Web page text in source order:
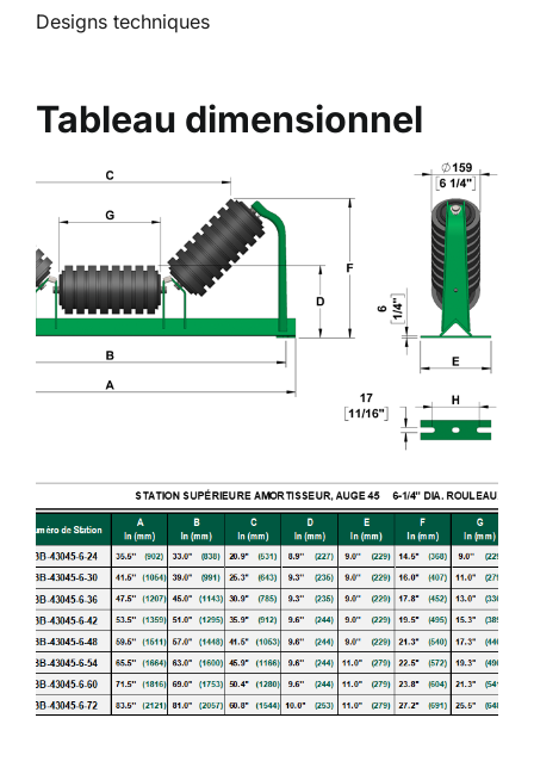
Designs techniques
Tableau dimensionnel